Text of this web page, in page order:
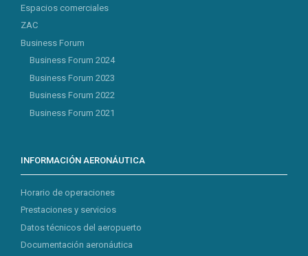
Espacios comerciales
ZAC
Business Forum
Business Forum 2024
Business Forum 2023
Business Forum 2022
Business Forum 2021
INFORMACIÓN AERONÁUTICA
Horario de operaciones
Prestaciones y servicios
Datos técnicos del aeropuerto
Documentación aeronáutica